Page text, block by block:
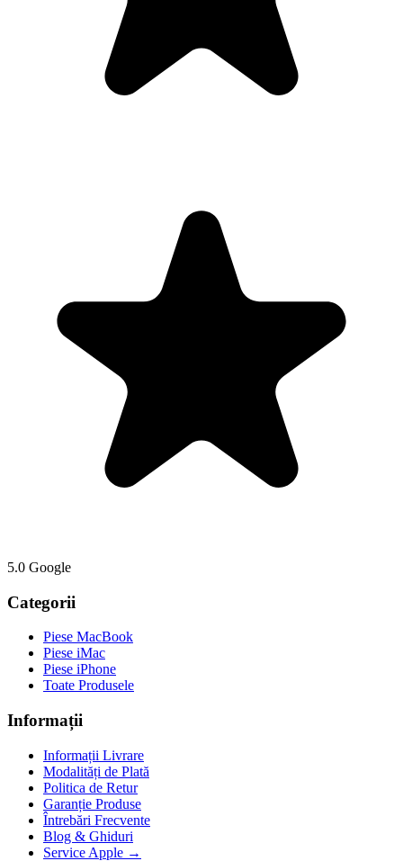
5.0 Google
Categorii
Piese MacBook
Piese iMac
Piese iPhone
Toate Produsele
Informații
Informații Livrare
Modalități de Plată
Politica de Retur
Garanție Produse
Întrebări Frecvente
Blog & Ghiduri
Service Apple →